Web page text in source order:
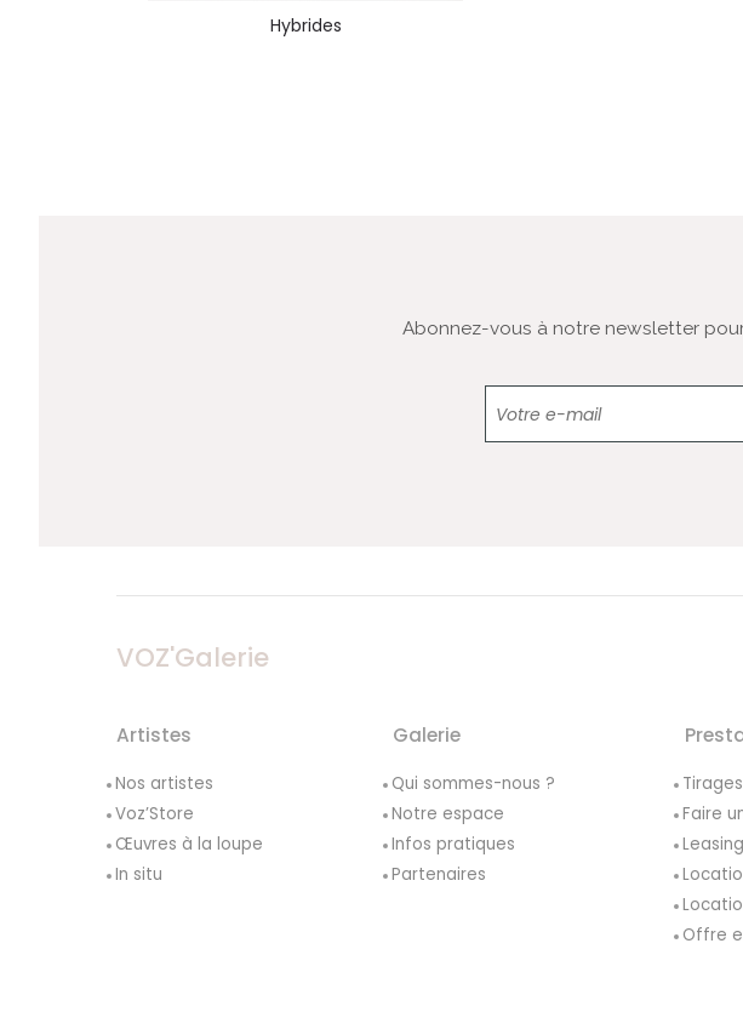
Hybrides
Abonnez-vous à notre newsletter
VOZ'Galerie
Artistes
Nos artistes
Voz’Store
Œuvres à la loupe
In situ
Galerie
Qui sommes-nous ?
Notre espace
Infos pratiques
Partenaires
Faire
Leasing
Offre